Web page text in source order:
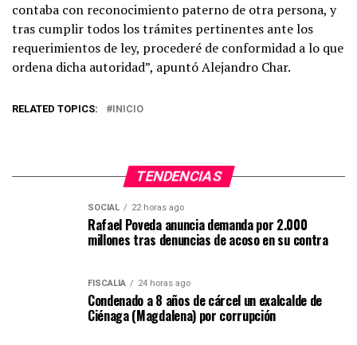
contaba con reconocimiento paterno de otra persona, y
tras cumplir todos los trámites pertinentes ante los
requerimientos de ley, procederé de conformidad a lo que
ordena dicha autoridad”, apuntó Alejandro Char.
RELATED TOPICS: INICIO
TENDENCIAS
SOCIAL 22 horas ago
Rafael Poveda anuncia demanda por 2.000
millones tras denuncias de acoso en su contra
FISCALÍA 24 horas ago
Condenado a 8 años de cárcel un exalcalde de
Ciénaga (Magdalena) por corrupción